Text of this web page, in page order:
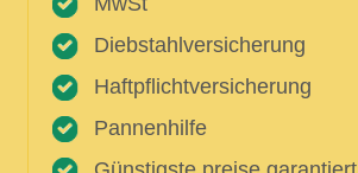
Diebstahlversicherung
Haftpflichtversicherung
Pannenhilfe